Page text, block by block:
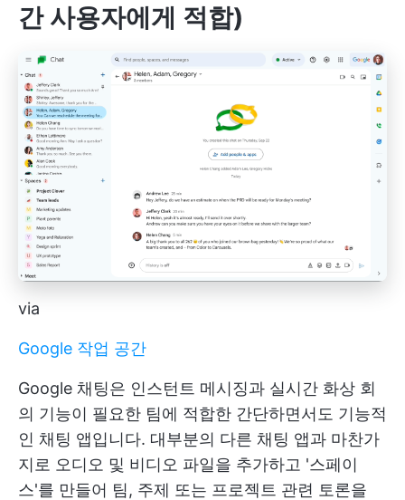
간 사용자에게 적합)
via
Google 작업 공간
Google 채팅은 인스턴트 메시징과 실시간 화상 회
의 기능이 필요한 팀에 적합한 간단하면서도 기능적
인 채팅 앱입니다. 대부분의 다른 채팅 앱과 마찬가
지로 오디오 및 비디오 파일을 추가하고 '스페이
스'를 만들어 팀, 주제 또는 프로젝트 관련 토론을